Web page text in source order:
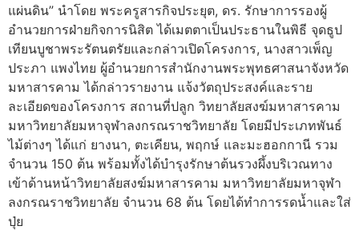
แผ่นดิน” นำโดย พระครูสารกิจประยุต, ดร. รักษาการรองผู้
อำนวยการฝ่ายกิจการนิสิต ได้เมตตาเป็นประธานในพิธี จุดธูป
เทียนบูชาพระรัตนตรัยและกล่าวเปิดโครงการ, นางสาวเพ็ญ
ประภา แพงไทย ผู้อำนวยการสำนักงานพระพุทธศาสนาจังหวัด
มหาสารคาม ได้กล่าวรายงาน แจ้งวัตถุประสงค์และราย
ละเอียดของโครงการ สถานที่ปลูก วิทยาลัยสงฆ์มหาสารคาม
มหาวิทยาลัยมหาจุฬาลงกรณราชวิทยาลัย โดยมีประเภทพันธ์
ไม้ต่างๆ ได้แก่ ยางนา, ตะเคียน, พฤกษ์ และมะฮอกกานี รวม
จำนวน 150 ต้น พร้อมทั้งได้บำรุงรักษาต้นรวงผึ้งบริเวณทาง
เข้าด้านหน้าวิทยาลัยสงฆ์มหาสารคาม มหาวิทยาลัยมหาจุฬา
ลงกรณราชวิทยาลัย จำนวน 68 ต้น โดยได้ทำการรดน้ำและใส่
ปุ่ย